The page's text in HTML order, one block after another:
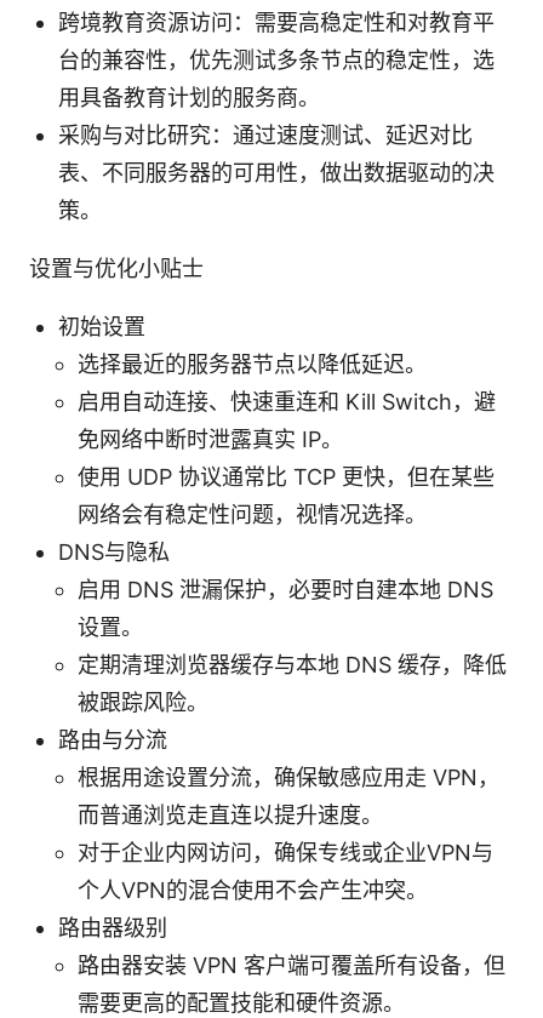
跨境教育资源访问：需要高稳定性和对教育平
台的兼容性，优先测试多条节点的稳定性，选
用具备教育计划的服务商。
采购与对比研究：通过速度测试、延迟对比
表、不同服务器的可用性，做出数据驱动的决
策。
设置与优化小贴士
初始设置
选择最近的服务器节点以降低延迟。
启用自动连接、快速重连和 Kill Switch，避
免网络中断时泄露真实 IP。
使用 UDP 协议通常比 TCP 更快，但在某些
网络会有稳定性问题，视情况选择。
DNS与隐私
启用 DNS 泄漏保护，必要时自建本地 DNS
设置。
定期清理浏览器缓存与本地 DNS 缓存，降低
被跟踪风险。
路由与分流
根据用途设置分流，确保敏感应用走 VPN，
而普通浏览走直连以提升速度。
对于企业内网访问，确保专线或企业VPN与
个人VPN的混合使用不会产生冲突。
路由器级别
路由器安装 VPN 客户端可覆盖所有设备，但
需要更高的配置技能和硬件资源。